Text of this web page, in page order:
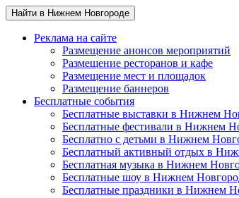
Найти в Нижнем Новгороде
Реклама на сайте
Размещение анонсов мероприятий
Размещение ресторанов и кафе
Размещение мест и площадок
Размещение баннеров
Бесплатные события
Бесплатные выставки в Нижнем
Бесплатные фестивали в Нижнем
Бесплатно с детьми в Нижнем
Бесплатный активный отдых в
Бесплатная музыка в Нижнем
Бесплатные шоу в Нижнем
Бесплатные праздники в Нижнем